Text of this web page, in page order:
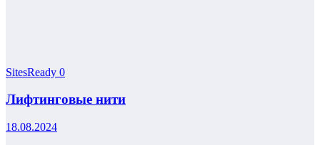
SitesReady 0
Лифтинговые нити
18.08.2024